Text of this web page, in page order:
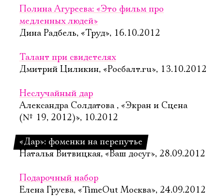
Полина Агуреева: «Это фильм про
медленных людей»
Дина Радбель, «Труд», 16.10.2012
Талант при свидетелях
Дмитрий Циликин, «Росбалт.ru», 13.10.2012
Неслучайный дар
Александра Солдатова , «Экран и Сцена
(№ 19, 2012)», 10.2012
«Дар»: фоменки на перепутье
Наталья Витвицкая, «Ваш досуг», 28.09.2012
Подарочный набор
Елена Груева, «TimeOut Москва», 24.09.2012